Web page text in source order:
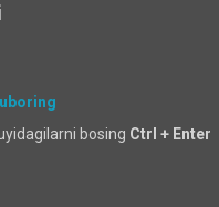
bosing Ctrl + Enter